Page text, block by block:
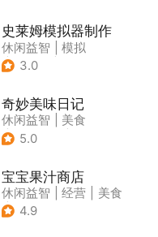
史莱姆模拟器制作
休闲益智
模拟
| 史莱姆
3.0
奇妙美味日记
休闲益智
美食
| 宝宝巴士
5.0
宝宝果汁商店
休闲益智 经营
美食
| 宝宝巴士
4.9